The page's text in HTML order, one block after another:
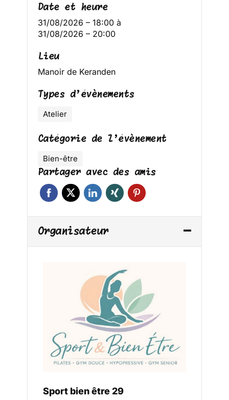
Date et heure
31/08/2026 – 18:00 à
31/08/2026 – 20:00
Lieu
Manoir de Keranden
Types d’évènements
Atelier
Catégorie de l’évènement
Bien-être
Partager avec des amis
Organisateur
Sport bien être 29